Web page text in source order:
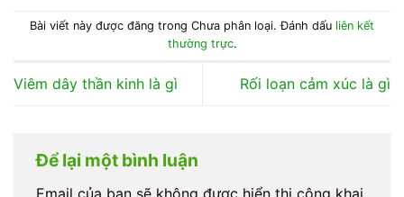
Bài viết này được đăng trong Chưa phân loại. Đánh dấu liên kết
thường trực.
Viêm dây thần kinh là gì Rối loạn cảm xúc là gì
Để lại một bình luận
Email của bạn sẽ không được hiển thị công khai.